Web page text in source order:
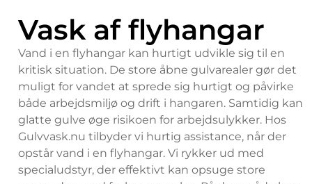
Vask af flyhangar
Vand i en flyhangar kan hurtigt udvikle sig til en
kritisk situation. De store åbne gulvarealer gør det
muligt for vandet at sprede sig hurtigt og påvirke
både arbejdsmiljø og drift i hangaren. Samtidig kan
glatte gulve øge risikoen for arbejdsulykker. Hos
Gulvvask.nu tilbyder vi hurtig assistance, når der
opstår vand i en flyhangar. Vi rykker ud med
specialudstyr, der effektivt kan opsuge store